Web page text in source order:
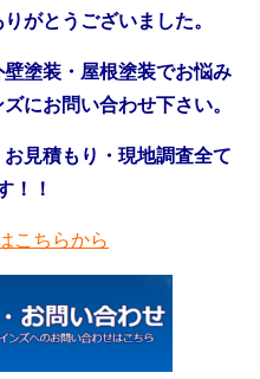
がとうございました。
塗装・屋根塗装でお悩み
にお問い合わせ下さい。
見積もり・現地調査全て
！！
こちらから